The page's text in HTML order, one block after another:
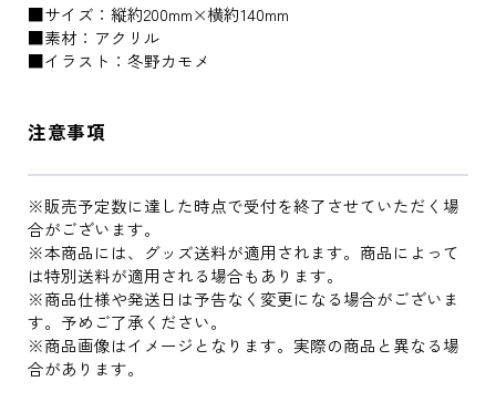
■サイズ：縦約200mm×横約140mm
■素材：アクリル
■イラスト：冬野カモメ
注意事項
※販売予定数に達した時点で受付を終了させていただく場
合がございます。
※本商品には、グッズ送料が適用されます。商品によって
は特別送料が適用される場合もあります。
※商品仕様や発送日は予告なく変更になる場合がございま
す。予めご了承ください。
※商品画像はイメージとなります。実際の商品と異なる場
合があります。